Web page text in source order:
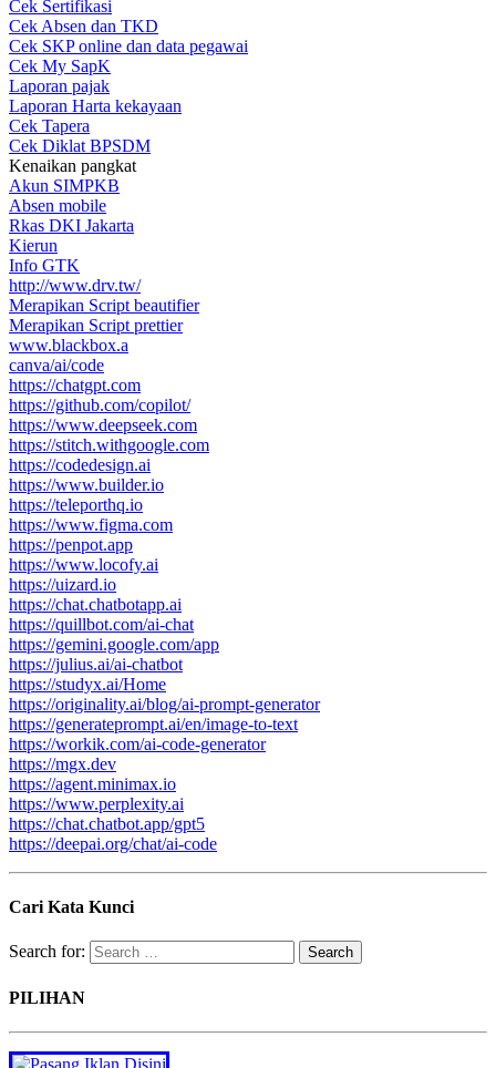
Cek Sertifikasi
Cek Absen dan TKD
Cek SKP online dan data pegawai
Cek My SapK
Laporan pajak
Laporan Harta kekayaan
Cek Tapera
Cek Diklat BPSDM
Kenaikan pangkat
Akun SIMPKB
Absen mobile
Rkas DKI Jakarta
Kierun
Info GTK
http://www.drv.tw/
Merapikan Script beautifier
Merapikan Script prettier
www.blackbox.a
canva/ai/code
https://chatgpt.com
https://github.com/copilot/
https://www.deepseek.com
https://stitch.withgoogle.com
https://codedesign.ai
https://www.builder.io
https://teleporthq.io
https://www.figma.com
https://penpot.app
https://www.locofy.ai
https://uizard.io
https://chat.chatbotapp.ai
https://quillbot.com/ai-chat
https://gemini.google.com/app
https://julius.ai/ai-chatbot
https://studyx.ai/Home
https://originality.ai/blog/ai-prompt-generator
https://generateprompt.ai/en/image-to-text
https://workik.com/ai-code-generator
https://mgx.dev
https://agent.minimax.io
https://www.perplexity.ai
https://chat.chatbot.app/gpt5
https://deepai.org/chat/ai-code
Cari Kata Kunci
Search for:
PILIHAN